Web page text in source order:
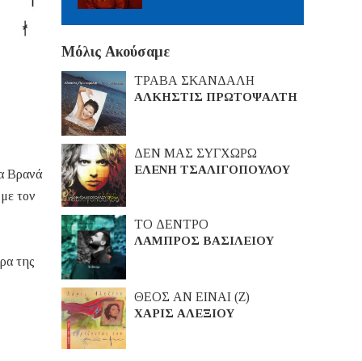
Βρανά
τον
της
Μόλις Ακούσαμε
ΤΡΑΒΑ ΣΚΑΝΔΑΛΗ
ΑΛΚΗΣΤΙΣ ΠΡΩΤΟΨΑΛΤΗ
ΔΕΝ ΜΑΣ ΣΥΓΧΩΡΩ
ΕΛΕΝΗ ΤΣΑΛΙΓΟΠΟΥΛΟΥ
ΤΟ ΔΕΝΤΡΟ
ΛΑΜΠΡΟΣ ΒΑΣΙΛΕΙΟΥ
ΘΕΟΣ ΑΝ ΕΙΝΑΙ (Ζ)
ΧΑΡΙΣ ΑΛΕΞΙΟΥ